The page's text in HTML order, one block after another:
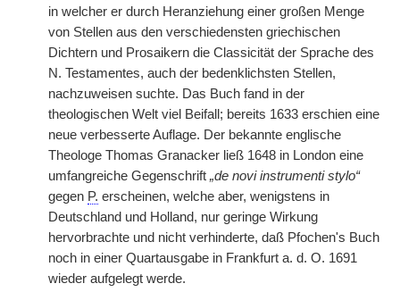
in welcher er durch Heranziehung einer großen Menge
von Stellen aus den verschiedensten griechischen
Dichtern und Prosaikern die Classicität der Sprache des
N. Testamentes, auch der bedenklichsten Stellen,
nachzuweisen suchte. Das Buch fand in der
theologischen Welt viel Beifall; bereits 1633 erschien eine
neue verbesserte Auflage. Der bekannte englische
Theologe Thomas Granacker ließ 1648 in London eine
umfangreiche Gegenschrift „de novi instrumenti stylo“
gegen P. erscheinen, welche aber, wenigstens in
Deutschland und Holland, nur geringe Wirkung
hervorbrachte und nicht verhinderte, daß Pfochen's Buch
noch in einer Quartausgabe in Frankfurt a. d. O. 1691
wieder aufgelegt werde.